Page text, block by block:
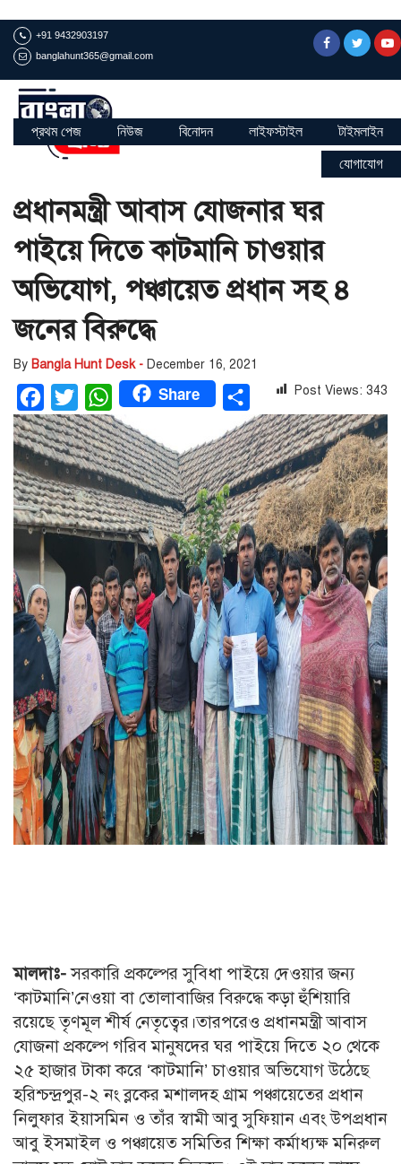
+91 9432903197
banglahunt365@gmail.com
প্রথম পেজ নিউজ বিনোদন লাইফস্টাইল টাইমলাইন
যোগাযোগ
প্রধানমন্ত্রী আবাস যোজনার ঘর
পাইয়ে দিতে কাটমানি চাওয়ার
অভিযোগ, পঞ্চায়েত প্রধান সহ ৪
জনের বিরুদ্ধে
By Bangla Hunt Desk - December 16, 2021
Facebook
TwitterWhatsApp
Share
Share
Post Views: 343
মালদাঃ-সরকারি প্রকল্পের সুবিধা পাইয়ে দেওয়ার জন্য
‘কাটমানি’নেওয়া বা তোলাবাজির বিরুদ্ধে কড়া হুঁশিয়ারি
রয়েছে তৃণমূল শীর্ষ নেতৃত্বের।তারপরেও প্রধানমন্ত্রী আবাস
যোজনা প্রকল্পে গরিব মানুষদের ঘর পাইয়ে দিতে ২০ থেকে
২৫ হাজার টাকা করে ‘কাটমানি’ চাওয়ার অভিযোগ উঠেছে
হরিশ্চন্দ্রপুর-২ নং ব্লকের মশালদহ গ্রাম পঞ্চায়েতের প্রধান
নিলুফার ইয়াসমিন ও তাঁর স্বামী আবু সুফিয়ান এবং উপপ্রধান
আবু ইসমাইল ও পঞ্চায়েত সমিতির শিক্ষা কর্মাধ্যক্ষ মনিরুল